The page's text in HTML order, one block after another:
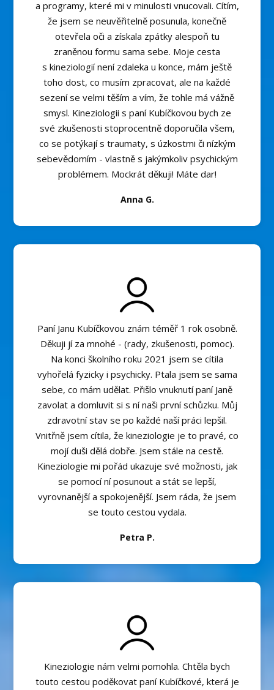
a programy, které mi v minulosti vnucovali. Cítím,
že jsem se neuvěřitelně posunula, konečně
otevřela oči a získala zpátky alespoň tu
zraněnou formu sama sebe. Moje cesta
s kineziologií není zdaleka u konce, mám ještě
toho dost, co musím zpracovat, ale na každé
sezení se velmi těším a vím, že tohle má vážně
smysl. Kineziologii s paní Kubíčkovou bych ze
své zkušenosti stoprocentně doporučila všem,
co se potýkají s traumaty, s úzkostmi či nízkým
sebevědomím - vlastně s jakýmkoliv psychickým
problémem. Mockrát děkuji! Máte dar!
Anna G.
Paní Janu Kubíčkovou znám téměř 1 rok osobně.
Děkuji jí za mnohé - (rady, zkušenosti, pomoc).
Na konci školního roku 2021 jsem se cítila
vyhořelá fyzicky i psychicky. Ptala jsem se sama
sebe, co mám udělat. Přišlo vnuknutí paní Janě
zavolat a domluvit si s ní naši první schůzku. Můj
zdravotní stav se po každé naší práci lepšil.
Vnitřně jsem cítila, že kineziologie je to pravé, co
mojí duši dělá dobře. Jsem stále na cestě.
Kineziologie mi pořád ukazuje své možnosti, jak
se pomocí ní posunout a stát se lepší,
vyrovnanější a spokojenější. Jsem ráda, že jsem
se touto cestou vydala.
Petra P.
Kineziologie nám velmi pomohla. Chtěla bych
touto cestou poděkovat paní Kubíčkové, která je